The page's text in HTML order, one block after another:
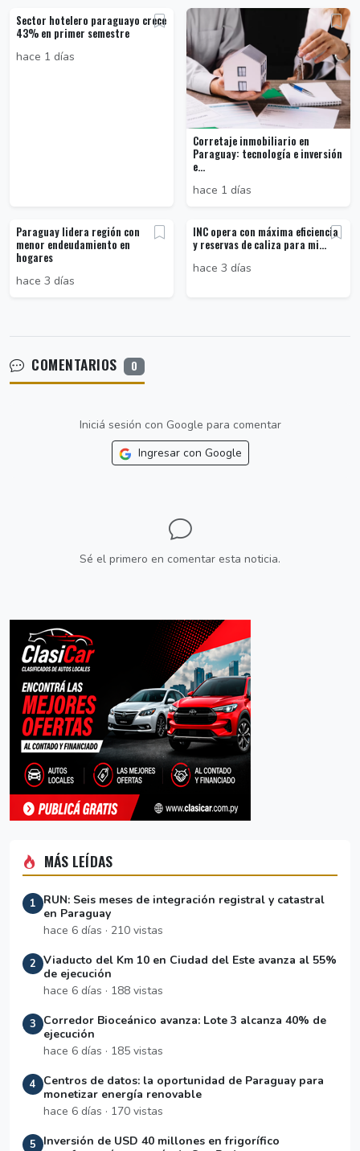
Sector hotelero paraguayo crece
43% en primer semestre
hace 1 días
Corretaje inmobiliario en
Paraguay: tecnología e inversión
e...
hace 1 días
Paraguay lidera región con
menor endeudamiento en
hogares
hace 3 días
INC opera con máxima eficiencia
y reservas de caliza para mi...
hace 3 días
COMENTARIOS 0
Iniciá sesión con Google para comentar
Ingresar con Google
Sé el primero en comentar esta noticia.
MÁS LEÍDAS
1
RUN: Seis meses de integración registral y catastral
en Paraguay
hace 6 días · 210 vistas
2 Viaducto del Km 10 en Ciudad del Este avanza al 55%
de ejecución
hace 6 días · 188 vistas
3
Corredor Bioceánico avanza: Lote 3 alcanza 40% de
ejecución
hace 6 días · 185 vistas
4
Centros de datos: la oportunidad de Paraguay para
monetizar energía renovable
hace 6 días · 170 vistas
5
Inversión de USD 40 millones en frigorífico